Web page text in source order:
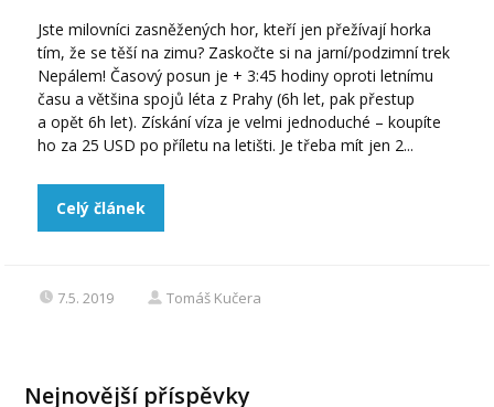
Jste milovníci zasněžených hor, kteří jen přežívají horka
tím, že se těší na zimu? Zaskočte si na jarní/podzimní trek
Nepálem! Časový posun je + 3:45 hodiny oproti letnímu
času a většina spojů léta z Prahy (6h let, pak přestup
a opět 6h let). Získání víza je velmi jednoduché – koupíte
ho za 25 USD po příletu na letišti. Je třeba mít jen 2...
Celý článek
7.5. 2019 Tomáš Kučera
Nejnovější příspěvky